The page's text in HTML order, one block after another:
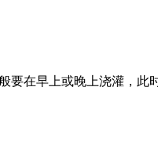
在早上或晚上浇灌，